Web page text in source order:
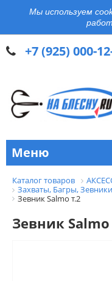
Мы используем
+7 (925) 000-
Меню
Каталог товаров
Захваты, Багры,
Зевник Salmo т.2
Зевник Salmo